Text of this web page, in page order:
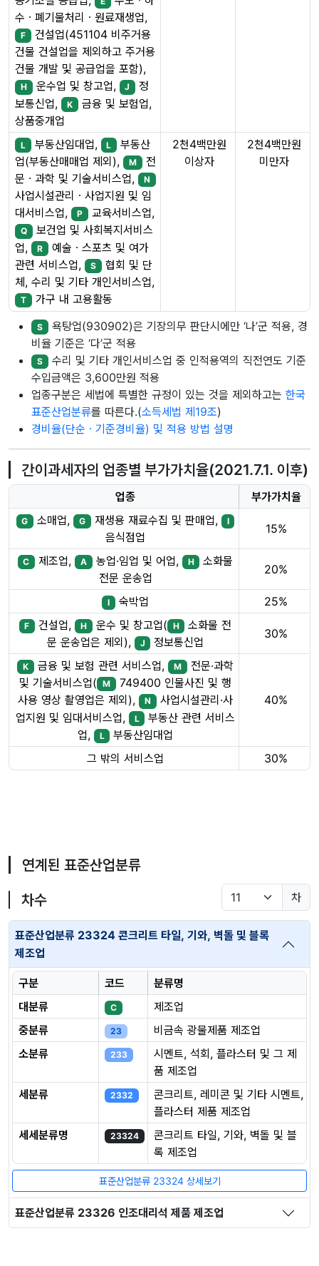
수ㆍ폐기물처리ㆍ원료재생업,
F 건설업(451104 비주거용
건물 건설업을 제외하고 주거용
건물 개발 및 공급업을 포함),
H 운수업 및 창고업, J
정
보통신업,
K 금융 및 보험업,
상품중개업
L 부동산임대업, L
부동산
업(부동산매매업 제외),
M 전
문ㆍ과학 및 기술서비스업,
N
사업시설관리ㆍ사업지원 및 임
대서비스업,
P 교육서비스업,
Q 보건업 및 사회복지서비스
업,
R 예술ㆍ스포츠 및 여가
관련 서비스업,
S 협회 및 단
체, 수리 및 기타 개인서비스업,
T 가구 내 고용활동
2천4백만원
이상자
2천4백만원
미만자
S 욕탕업(930902)은 기장의무 판단시에만 ‘나’군 적용, 경
비율 기준은 ‘다’군 적용
S 수리 및 기타 개인서비스업 중 인적용역의 직전연도 기준
수입금액은 3,600만원 적용
업종구분은 세법에 특별한 규정이 있는 것을 제외하고는 한국
표준산업분류를 따른다.(소득세법 제19조)
경비율(단순ㆍ기준경비율) 및 적용 방법 설명
간이과세자의 업종별 부가가치율(2021.7.1. 이후)
업종 부가가치율
G 소매업, G 재생용 재료수집 및 판매업, I
음식점업
15%
C 제조업, A 농업·임업 및 어업, H
소화물
전문 운송업
20%
I 숙박업 25%
F 건설업, H 운수 및 창고업( H
소화물 전
문 운송업은 제외),
J 정보통신업
30%
K 금융 및 보험 관련 서비스업, M 전문·과학
및 기술서비스업( M 749400 인물사진 및 행
사용 영상 촬영업은 제외), N 사업시설관리·사
업지원 및 임대서비스업,
L
부동산 관련 서비스
업,
L 부동산임대업
40%
그 밖의 서비스업 30%
연계된 표준산업분류
차수
차
표준산업분류 23324 콘크리트 타일, 기와, 벽돌 및 블록
제조업
구분 코드
분류명
대분류
C
제조업
중분류
23
비금속 광물제품 제조업
소분류
233
시멘트, 석회, 플라스터 및 그 제
품 제조업
세분류
2332
콘크리트, 레미콘 및 기타 시멘트,
플라스터 제품 제조업
세세분류명
23324
콘크리트 타일, 기와, 벽돌 및 블
록 제조업
표준산업분류 23324 상세보기
표준산업분류 23326 인조대리석 제품 제조업